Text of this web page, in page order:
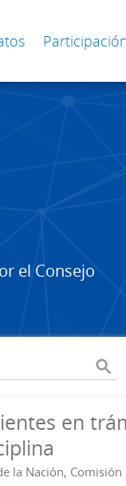
el Consejo
en
la Nación,